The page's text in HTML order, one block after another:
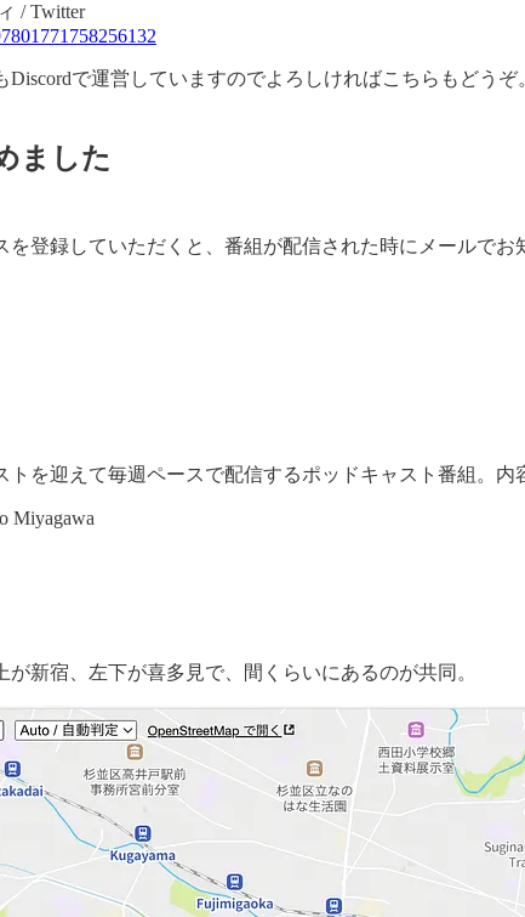
/ Twitter
で運営していますのでよろしければこちらもどうぞ
ました
登録していただくと、番組が配信された時にメールで
を迎えて毎週ペースで配信するポッドキャスト番組。
Miyagawa
新宿、左下が喜多見で、間くらいにあるのが共同。